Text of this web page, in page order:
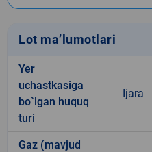
Lot ma’lumotlari
Yer
uchastkasiga
bo`lgan huquq
turi
Ijara
Gaz (mavjud